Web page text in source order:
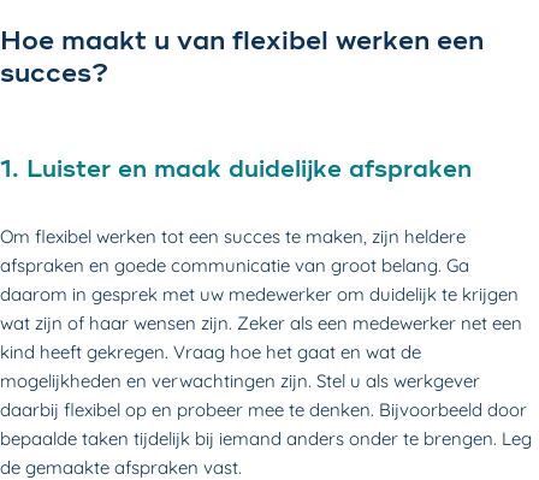
Hoe maakt u van flexibel werken een
succes?
1. Luister en maak duidelijke afspraken
Om flexibel werken tot een succes te maken, zijn heldere
afspraken en goede communicatie van groot belang. Ga
daarom in gesprek met uw medewerker om duidelijk te krijgen
wat zijn of haar wensen zijn. Zeker als een medewerker net een
kind heeft gekregen. Vraag hoe het gaat en wat de
mogelijkheden en verwachtingen zijn. Stel u als werkgever
daarbij flexibel op en probeer mee te denken. Bijvoorbeeld door
bepaalde taken tijdelijk bij iemand anders onder te brengen. Leg
de gemaakte afspraken vast.